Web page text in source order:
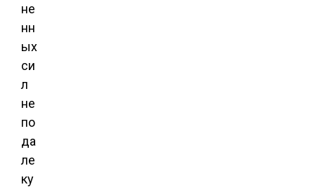
не
нн
ых
си
л
не
по
да
ле
ку